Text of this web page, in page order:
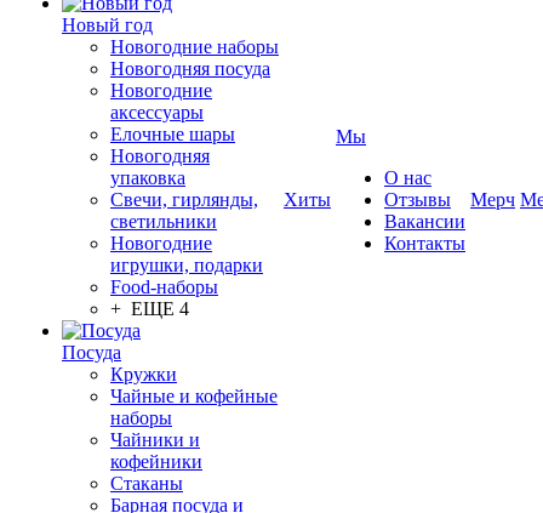
Новый год
Новогодние наборы
Новогодняя посуда
Новогодние
аксессуары
Елочные шары
Новогодняя
упаковка
Свечи, гирлянды,
светильники
Новогодние
игрушки, подарки
Food-наборы
+ ЕЩЕ 4
Посуда
Кружки
Чайные и кофейные
наборы
Чайники и
кофейники
Стаканы
Барная посуда и
Хиты
Мы
О нас
Отзывы
Вакансии
Контакты
Мерч